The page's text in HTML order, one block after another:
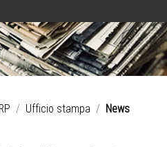
Ufficio stampa News